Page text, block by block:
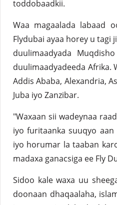
toddobaadkii.
Waa magaalada labaad
Flydubai ayaa horey u tagi
duulimaadyada
duulimaadyadeeda Afrika.
Addis Ababa, Alexandria,
Juba iyo Zanzibar.
"Waxaan sii wadeynaa
iyo furitaanka suuqyo
iyo horumar la taaban
madaxa ganacsiga ee Fly
Sidoo kale waxa uu
doonaan dhaqaalaha,